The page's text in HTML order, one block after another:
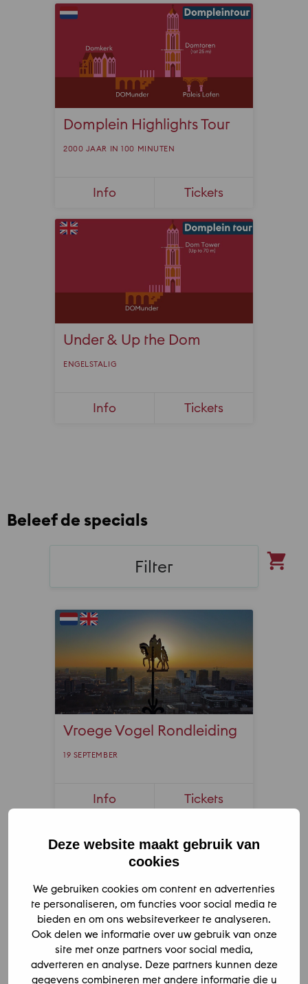
Deze website maakt gebruik van
cookies
We gebruiken cookies om content en advertenties
te personaliseren, om functies voor social media te
bieden en om ons websiteverkeer te analyseren.
Ook delen we informatie over uw gebruik van onze
site met onze partners voor social media,
adverteren en analyse. Deze partners kunnen deze
gegevens combineren met andere informatie die u
Beleef de specials